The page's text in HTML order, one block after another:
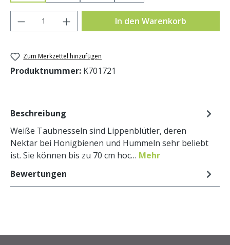
Produkt Anzahl: Gib den gewünschten
In den Warenkorb
Zum Merkzettel hinzufügen
Produktnummer: K701721
Beschreibung
Weiße Taubnesseln sind Lippenblütler, deren
Nektar bei Honigbienen und Hummeln sehr beliebt
ist. Sie können bis zu 70 cm hoc… Mehr
Bewertungen